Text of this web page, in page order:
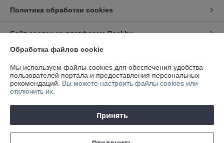
Политика обработки cookies
Сайт создан на платформе Deal.by
Информация для покупателя
Юридическое лицо:ООО "Квалитет Авто"
220012, г. Минск, ул. Академическая, д. 6/1, комн. 7
Регистрационный номер ЕГР: 191922659
Регистрационный орган: Минский горисполком
Обработка файлов cookie
Мы используем файлы cookies для обеспечения удобства
пользователей портала и предоставления персональных
рекомендаций. Вы можете настроить файлы cookies или
отключить их.
Принять